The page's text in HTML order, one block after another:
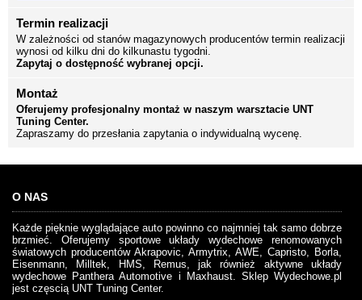
Termin realizacji
W zależności od stanów magazynowych producentów termin realizacji
wynosi od kilku dni do kilkunastu tygodni.
Zapytaj o dostępność wybranej opcji.
Montaż
Oferujemy profesjonalny montaż w naszym warsztacie UNT
Tuning Center.
Zapraszamy do przesłania zapytania o indywidualną wycenę.
O NAS
Każde pięknie wyglądające auto powinno co najmniej tak samo dobrze
brzmieć. Oferujemy sportowe układy wydechowe renomowanych
światowych producentów Akrapovic, Armytrix, AWE, Capristo, Borla,
Eisenmann, Milltek, HMS, Remus, jak również aktywne układy
wydechowe Panthera Automotive i Maxhaust. Sklep Wydechowe.pl
jest częscią UNT Tuning Center.